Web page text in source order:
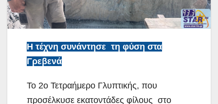
Η τέχνη συνάντησε τη φύση στα
Γρεβενά
Το 2ο Τετραήμερο Γλυπτικής, που
προσέλκυσε εκατοντάδες φίλους στο